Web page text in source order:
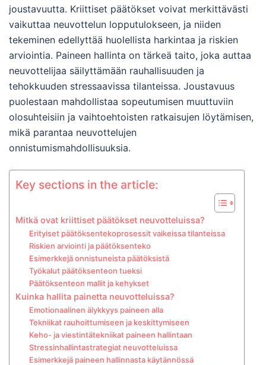
joustavuutta. Kriittiset päätökset voivat merkittävästi
vaikuttaa neuvottelun lopputulokseen, ja niiden
tekeminen edellyttää huolellista harkintaa ja riskien
arviointia. Paineen hallinta on tärkeä taito, joka auttaa
neuvottelijaa säilyttämään rauhallisuuden ja
tehokkuuden stressaavissa tilanteissa. Joustavuus
puolestaan mahdollistaa sopeutumisen muuttuviin
olosuhteisiin ja vaihtoehtoisten ratkaisujen löytämisen,
mikä parantaa neuvottelujen
onnistumismahdollisuuksia.
Key sections in the article:
Mitkä ovat kriittiset päätökset neuvotteluissa?
Erityiset päätöksentekoprosessit vaikeissa tilanteissa
Riskien arviointi ja päätöksenteko
Esimerkkejä onnistuneista päätöksistä
Työkalut päätöksenteon tueksi
Päätöksenteon mallit ja kehykset
Kuinka hallita painetta neuvotteluissa?
Emotionaalinen älykkyys paineen alla
Tekniikat rauhoittumiseen ja keskittymiseen
Keho- ja viestintätekniikat paineen hallintaan
Stressinhallintastrategiat neuvotteluissa
Esimerkkejä paineen hallinnasta käytännössä